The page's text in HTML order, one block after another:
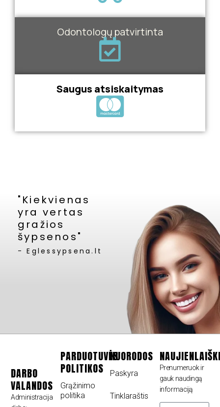
Odontologų patvirtinta
Saugus atsiskaitymas
"Kiekvienas
yra vertas
gražios
šypsenos"
- Eglessypsena.lt
DARBO
VALANDOS
Administracija
PARDUOTUVĖS
POLITIKOS
Grąžinimo
politika
NUORODOS
Paskyra
Tinklaraštis
Prenumeruok ir
gauk naudingą
informaciją